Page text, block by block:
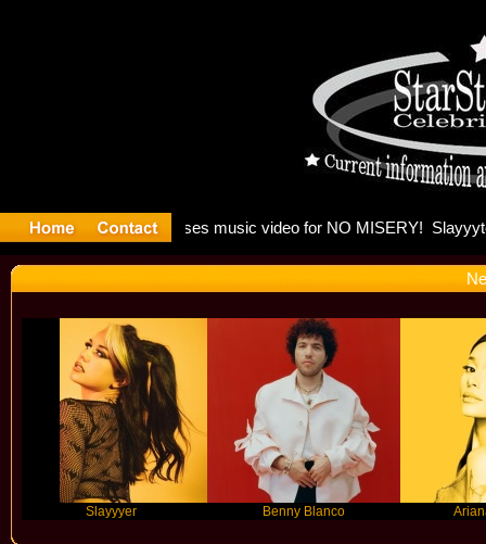
Benny Blanco Ariana Grande